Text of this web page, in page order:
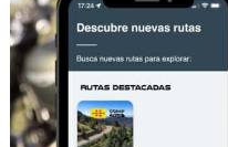
les
pistes
du
Grand
Tour